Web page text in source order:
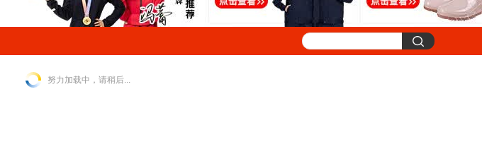
努力加载中，请稍后...